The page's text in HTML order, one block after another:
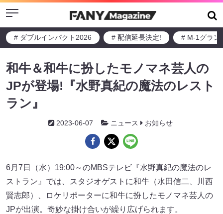
Menu
# ダブルインパクト2026 # 配信延長決定! # M-1グラン
和牛＆和牛に扮したモノマネ芸人の
JPが登場!『水野真紀の魔法のレスト
ラン』
2023-06-07 ニュース お知らせ
6月7日（水）19:00～のMBSテレビ『水野真紀の魔法のレ
ストラン』では、スタジオゲストに和牛（水田信二、川西
賢志郎）、ロケリポーターに和牛に扮したモノマネ芸人の
JPが出演。奇妙な掛け合いが繰り広げられます。